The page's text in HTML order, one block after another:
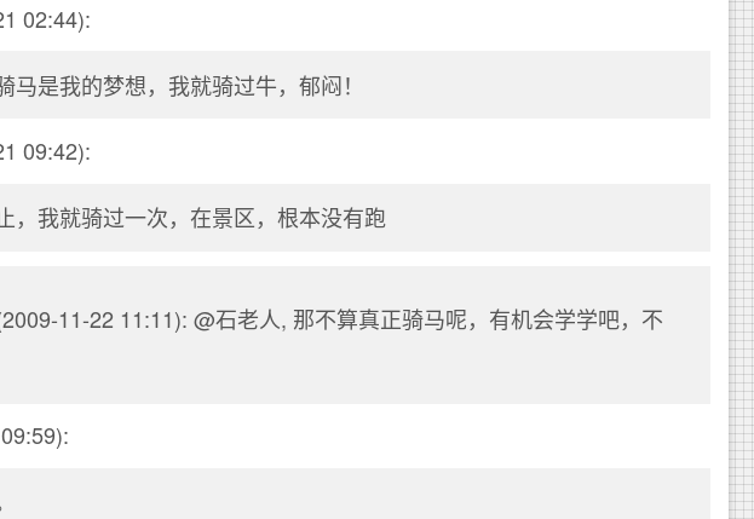
02:44):
马是我的梦想，我就骑过牛，郁闷！
09:42):
，我就骑过一次，在景区，根本没有跑
11-22 11:11): @石老人, 那不算真正骑马呢，有机会学学吧，不